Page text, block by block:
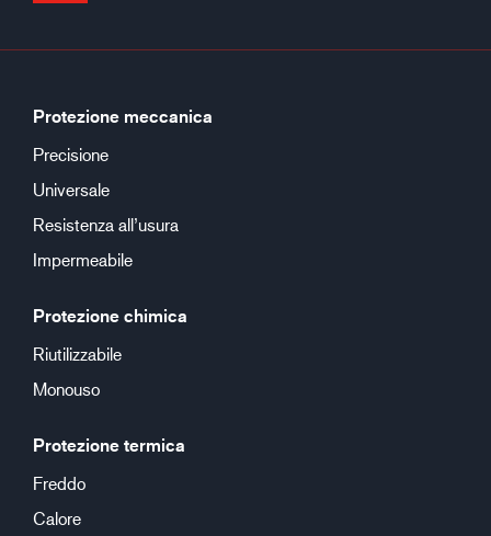
Protezione meccanica
Precisione
Universale
Resistenza all’usura
Impermeabile
Protezione chimica
Riutilizzabile
Monouso
Protezione termica
Freddo
Calore